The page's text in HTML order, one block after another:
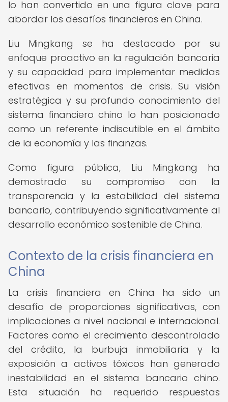
lo han convertido en una figura clave para
abordar los desafíos financieros en China.
Liu Mingkang se ha destacado por su
enfoque proactivo en la regulación bancaria
y su capacidad para implementar medidas
efectivas en momentos de crisis. Su visión
estratégica y su profundo conocimiento del
sistema financiero chino lo han posicionado
como un referente indiscutible en el ámbito
de la economía y las finanzas.
Como figura pública, Liu Mingkang ha
demostrado su compromiso con la
transparencia y la estabilidad del sistema
bancario, contribuyendo significativamente al
desarrollo económico sostenible de China.
Contexto de la crisis financiera en
China
La crisis financiera en China ha sido un
desafío de proporciones significativas, con
implicaciones a nivel nacional e internacional.
Factores como el crecimiento descontrolado
del crédito, la burbuja inmobiliaria y la
exposición a activos tóxicos han generado
inestabilidad en el sistema bancario chino.
Esta situación ha requerido respuestas